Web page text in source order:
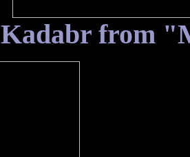
Kadabr from